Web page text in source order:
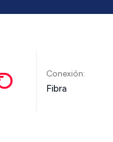
Conexión:
Fibra